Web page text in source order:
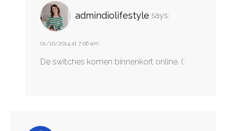
admindiolifestyle says:
01/10/2014 at 7:06 am
De switches komen binnenkort online. (: